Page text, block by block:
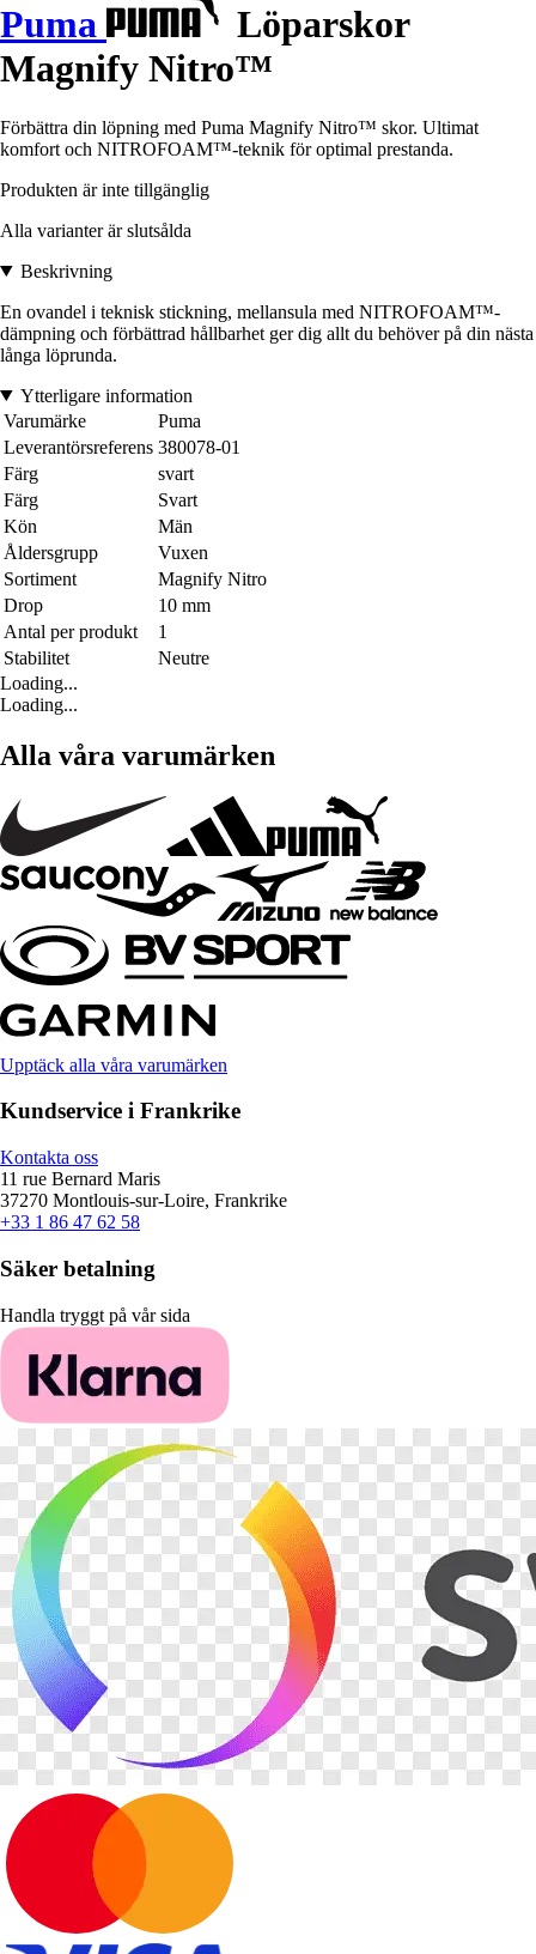
Puma
Löparskor
Magnify Nitro™
Förbättra din löpning med Puma Magnify Nitro™ skor. Ultimat
komfort och NITROFOAM™-teknik för optimal prestanda.
Produkten är inte tillgänglig
Alla varianter är slutsålda
Beskrivning
En ovandel i teknisk stickning, mellansula med NITROFOAM™-
dämpning och förbättrad hållbarhet ger dig allt du behöver på din nästa
långa löprunda.
Ytterligare information
Varumärke
Puma
Leverantörsreferens 380078-01
Färg
svart
Färg
Svart
Kön
Män
Åldersgrupp
Vuxen
Sortiment
Magnify Nitro
Drop
10 mm
Antal per produkt
1
Stabilitet
Neutre
Loading...
Loading...
Alla våra varumärken
Upptäck alla våra varumärken
Kundservice i Frankrike
Kontakta oss
11 rue Bernard Maris
37270 Montlouis-sur-Loire, Frankrike
+33 1 86 47 62 58
Säker betalning
Handla tryggt på vår sida